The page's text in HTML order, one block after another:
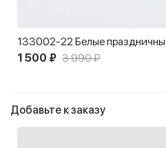
1 500 ₽ 3 990 ₽
Добавьте к заказу